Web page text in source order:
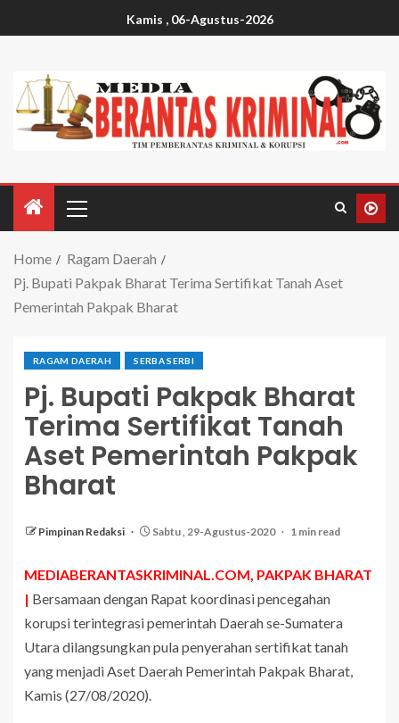
Kamis , 06-Agustus-2026
Home
Ragam Daerah
Pj. Bupati Pakpak Bharat Terima Sertifikat Tanah Aset
Pemerintah Pakpak Bharat
RAGAM DAERAH SERBA SERBI
Pj. Bupati Pakpak Bharat
Terima Sertifikat Tanah
Aset Pemerintah Pakpak
Bharat
Pimpinan Redaksi Sabtu , 29-Agustus-2020 1 min read
MEDIABERANTASKRIMINAL.COM, PAKPAK BHARAT
| Bersamaan dengan Rapat koordinasi pencegahan
korupsi terintegrasi pemerintah Daerah se-Sumatera
Utara dilangsungkan pula penyerahan sertifikat tanah
yang menjadi Aset Daerah Pemerintah Pakpak Bharat,
Kamis (27/08/2020).